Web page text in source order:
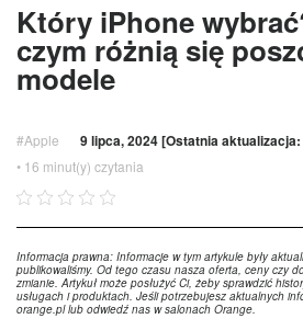
Który iPhone
czym różnią się
modele
#Apple 9 lipca, 2024 [Ostatnia
• 16 minut(y) czytania
Informacja prawna: Informacje w tym artykule były
publikowaliśmy. Od tego czasu nasza oferta, ceny czy
zmianie. Artykuł może posłużyć Ci, żeby sprawdzić
usługach i produktach. Jeśli potrzebujesz aktualnych
orange.pl lub odwiedź nas w salonach Orange.